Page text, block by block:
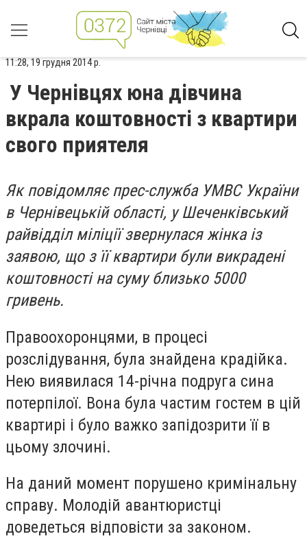
11:28, 19 грудня 2014 р.
У Чернівцях юна дівчина
вкрала коштовності з квартири
свого приятеля
Як повідомляє прес-служба УМВС України
в Чернівецькій області, у Шеченківський
райвідділ міліції звернулася жінка із
заявою, що з її квартири були викрадені
коштовності на суму близько 5000
гривень.
Правоохоронцями, в процесі
розслідування, була знайдена крадійка.
Нею виявилася 14-річна подруга сина
потерпілої. Вона була частим гостем в цій
квартирі і було важко запідозрити її в
цьому злочині.
На даний момент порушено кримінальну
справу. Молодій авантюристці
доведеться відповісти за законом.